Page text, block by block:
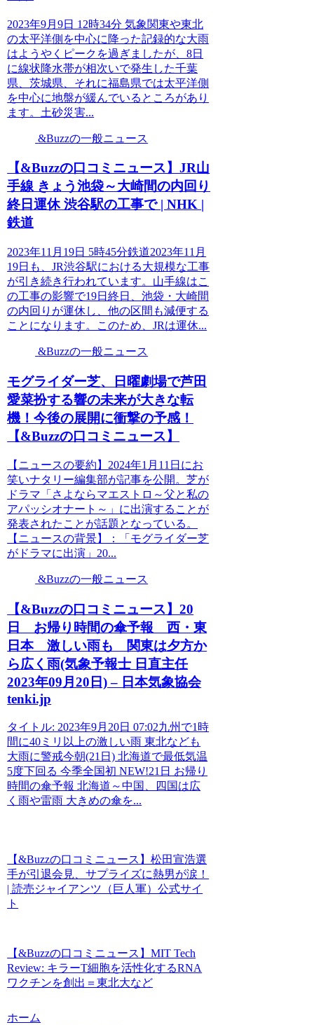
2023年9月9日 12時34分 気象関東や東北
の太平洋側を中心に降った記録的な大雨
はようやくピークを過ぎましたが、8日
に線状降水帯が相次いで発生した千葉
県、茨城県、それに福島県では太平洋側
を中心に地盤が緩んでいるところがあり
ます。土砂災害...
&Buzzの一般ニュース
【&Buzzの口コミニュース】JR山
手線 きょう池袋～大崎間の内回り
終日運休 渋谷駅の工事で | NHK |
鉄道
2023年11月19日 5時45分鉄道2023年11月
19日も、JR渋谷駅における大規模な工事
が引き続き行われています。山手線はこ
の工事の影響で19日終日、池袋・大崎間
の内回りが運休し、他の区間も減便する
ことになります。このため、JRは運休...
&Buzzの一般ニュース
モグライダー芝、日曜劇場で芦田
愛菜扮する響の未来が大きな転
機！今後の展開に衝撃の予感！
【&Buzzの口コミニュース】
【ニュースの要約】2024年1月11日にお
笑いナタリー編集部が記事を公開。芝が
ドラマ「さよならマエストロ～父と私の
アパッシオナート～」に出演することが
発表されたことが話題となっている。
【ニュースの背景】：「モグライダー芝
がドラマに出演」20...
&Buzzの一般ニュース
【&Buzzの口コミニュース】20
日 お帰り時間の傘予報 西・東
日本 激しい雨も 関東は夕方か
ら広く雨(気象予報士 日直主任
2023年09月20日) – 日本気象協会
tenki.jp
タイトル: 2023年9月20日 07:02九州で1時
間に40ミリ以上の激しい雨 東北なども
大雨に警戒今朝(21日) 北海道で最低気温
5度下回る 今季全国初 NEW!21日 お帰り
時間の傘予報 北海道～中国、四国は広
く雨や雷雨 大きめの傘を...
【&Buzzの口コミニュース】松田宣浩選
手が引退会見、サプライズに熱男が涙！
| 読売ジャイアンツ（巨人軍）公式サイ
ト
【&Buzzの口コミニュース】MIT Tech
Review: キラーT細胞を活性化するRNA
ワクチンを創出＝東北大など
ホーム